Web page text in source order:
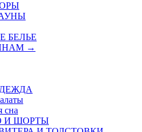
БЕЛЬЕ
→
сна
И ШОРТЫ